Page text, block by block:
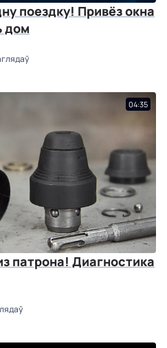
поездку! Привёз окна
дом
04:35
патрона! Диагностика